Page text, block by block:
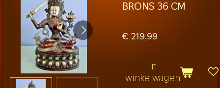
BRONS 36 CM
€ 219,99
In
winkelwagen